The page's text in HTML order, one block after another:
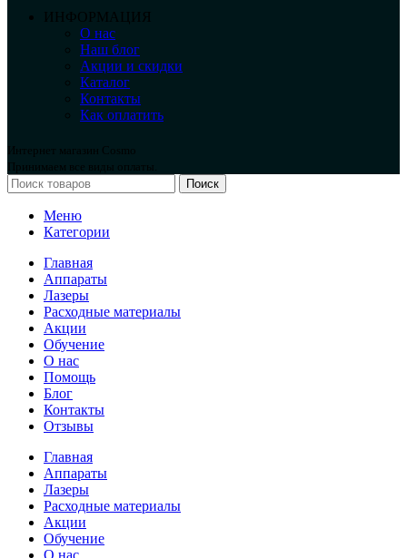
ИНФОРМАЦИЯ
О нас
Наш блог
Акции и скидки
Каталог
Контакты
Как оплатить
Интернет магазин Cosmo
Принимаем все виды оплаты.
Поиск
Меню
Категории
Главная
Аппараты
Лазеры
Расходные материалы
Акции
Обучение
О нас
Помощь
Блог
Контакты
Отзывы
Главная
Аппараты
Лазеры
Расходные материалы
Акции
Обучение
О нас